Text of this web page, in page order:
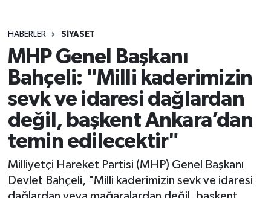
HABERLER SİYASET
MHP Genel Başkanı
Bahçeli: "Milli kaderimizin
sevk ve idaresi dağlardan
değil, başkent Ankara’dan
temin edilecektir"
Milliyetçi Hareket Partisi (MHP) Genel Başkanı
Devlet Bahçeli, "Milli kaderimizin sevk ve idaresi
SPOR
YAŞAM
Son Dakika Haberleri
Haber Arşivi